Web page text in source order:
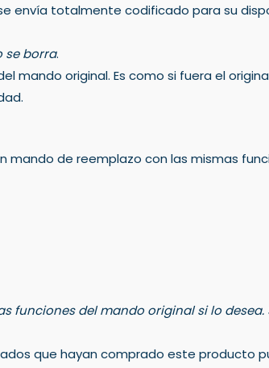
envía totalmente codificado para su
se borra.
mando original. Es como si fuera el
mando de reemplazo con las mismas
funciones del mando original si lo
que hayan comprado este producto